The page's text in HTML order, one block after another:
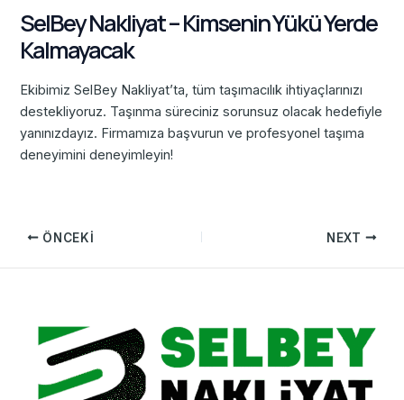
SelBey Nakliyat – Kimsenin Yükü Yerde
Kalmayacak
Ekibimiz SelBey Nakliyat’ta, tüm taşımacılık ihtiyaçlarınızı
destekliyoruz. Taşınma süreciniz sorunsuz olacak hedefiyle
yanınızdayız. Firmamıza başvurun ve profesyonel taşıma
deneyimini deneyimleyin!
ÖNCEKI NEXT